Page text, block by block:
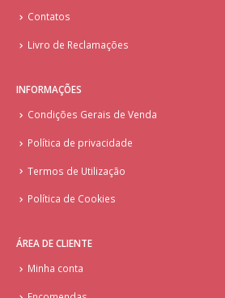
Contatos
Livro de Reclamações
INFORMAÇÕES
Condições Gerais de Venda
Política de privacidade
Termos de Utilização
Política de Cookies
ÁREA DE CLIENTE
Minha conta